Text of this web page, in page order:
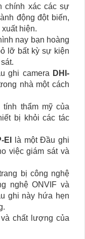
chính xác các sự
động đột biến,
hiện.
nay bạn hoàng
lỡ bất kỳ sự kiện
ghi camera DHI-
nhà một cách
thẩm mỹ của
bị khỏi các tác
EI
là một Đầu ghi
việc giám sát và
bị công nghệ
nghệ ONVIF và
ghi này hứa hẹn
chất lượng của